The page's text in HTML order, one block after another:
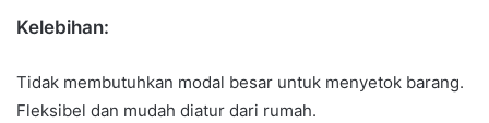
Kelebihan:
Tidak membutuhkan modal besar untuk menyetok barang.
Fleksibel dan mudah diatur dari rumah.